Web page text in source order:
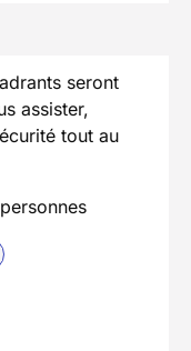
seront
assister,
tout au